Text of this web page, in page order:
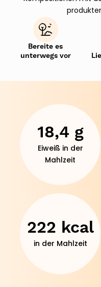
Bereite es
unterwegs vor
18,4 g
Eiweiß in der
Mahlzeit
222 kcal
in der Mahlzeit